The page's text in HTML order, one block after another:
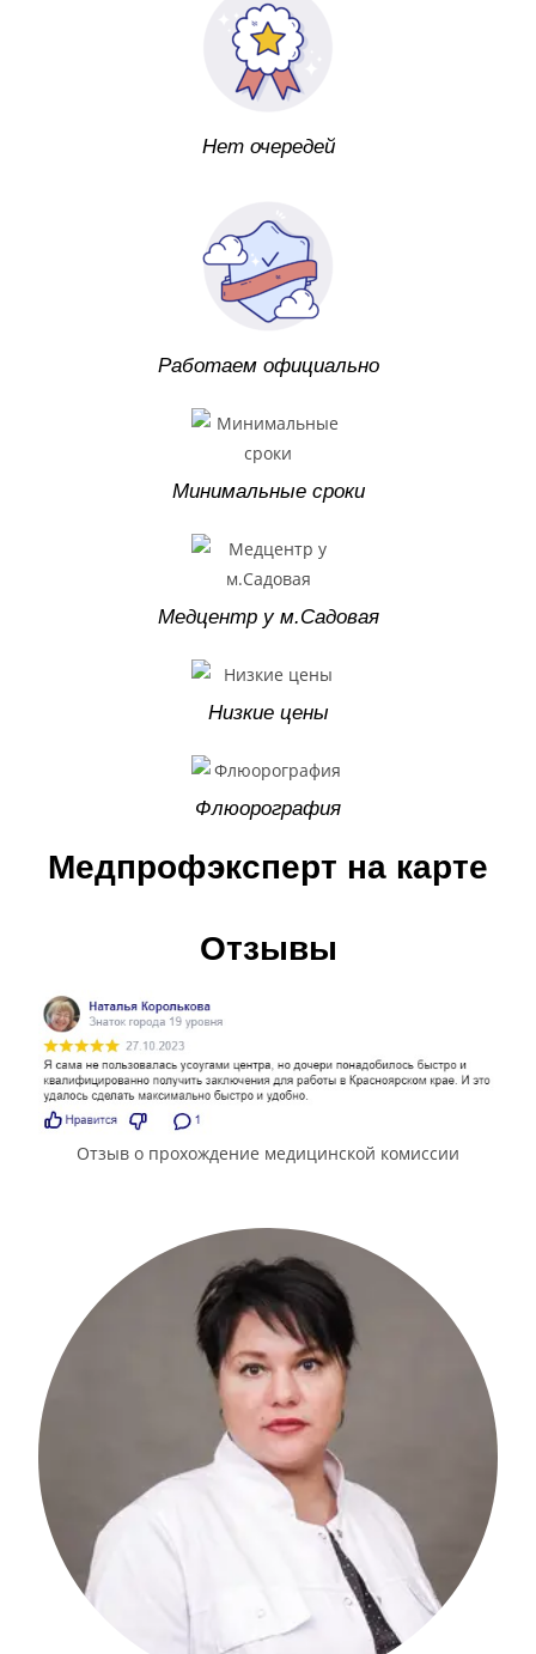
Нет очередей
Работаем официально
Минимальные сроки
Медцентр у м.Садовая
Низкие цены
Флюорография
Медпрофэксперт на карте
Отзывы
Отзыв о прохождение медицинской комиссии